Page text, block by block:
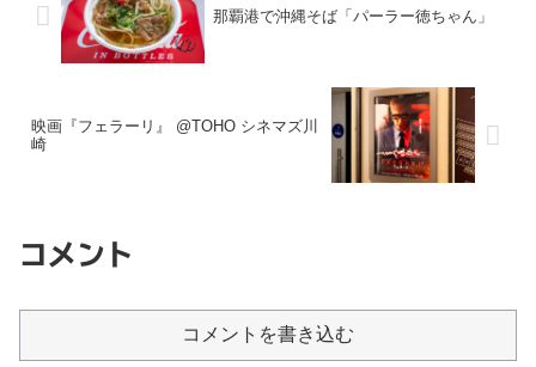
那覇港で沖縄そば「パーラー徳ちゃん」
映画『フェラーリ』 @TOHO シネマズ川
崎
コメント
コメントを書き込む